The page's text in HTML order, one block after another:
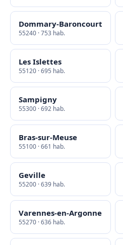
Dommary-Baroncourt
55240 · 753 hab.
Les Islettes
55120 · 695 hab.
Sampigny
55300 · 692 hab.
Bras-sur-Meuse
55100 · 661 hab.
Geville
55200 · 639 hab.
Varennes-en-Argonne
55270 · 636 hab.